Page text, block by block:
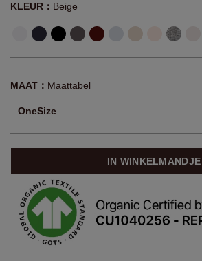
KLEUR： Beige
MAAT： Maattabel
OneSize
IN WINKELMANDJE